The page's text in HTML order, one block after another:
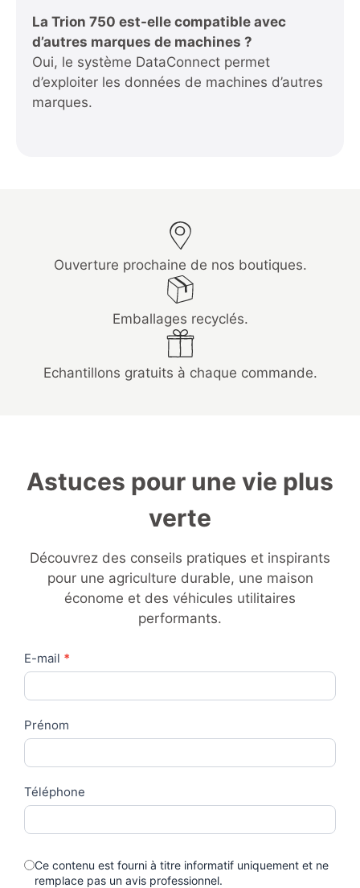
La Trion 750 est-elle compatible avec
d’autres marques de machines ?
Oui, le système DataConnect permet
d’exploiter les données de machines d’autres
marques.
Ouverture prochaine de nos boutiques.
Emballages recyclés.
Echantillons gratuits à chaque commande.
Astuces pour une vie plus
verte
Découvrez des conseils pratiques et inspirants
pour une agriculture durable, une maison
économe et des véhicules utilitaires
performants.
Contact
Us
E-mail *
Prénom
Téléphone
Ce contenu est fourni à titre informatif uniquement et ne
remplace pas un avis professionnel.